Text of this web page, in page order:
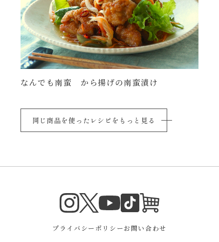
なんでも南蛮 から揚げの南蛮漬け
同じ商品を使ったレシピをもっと見る
Instagram
TwitterYouTube
TikTok
プライバシーポリシーお問い合わせ